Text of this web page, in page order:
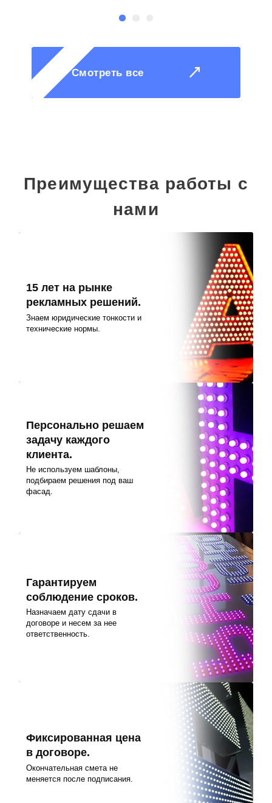
Смотреть все
Преимущества работы с
нами
15 лет на рынке
рекламных решений.
Знаем юридические тонкости и
технические нормы.
Персонально решаем
задачу каждого
клиента.
Не используем шаблоны,
подбираем решения под ваш
фасад.
Гарантируем
соблюдение сроков.
Назначаем дату сдачи в
договоре и несем за нее
ответственность.
Фиксированная цена
в договоре.
Окончательная смета не
меняется после подписания.